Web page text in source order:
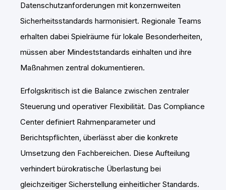
Datenschutzanforderungen mit konzernweiten
Sicherheitsstandards harmonisiert. Regionale Teams
erhalten dabei Spielräume für lokale Besonderheiten,
müssen aber Mindeststandards einhalten und ihre
Maßnahmen zentral dokumentieren.
Erfolgskritisch ist die Balance zwischen zentraler
Steuerung und operativer Flexibilität. Das Compliance
Center definiert Rahmenparameter und
Berichtspflichten, überlässt aber die konkrete
Umsetzung den Fachbereichen. Diese Aufteilung
verhindert bürokratische Überlastung bei
gleichzeitiger Sicherstellung einheitlicher Standards.